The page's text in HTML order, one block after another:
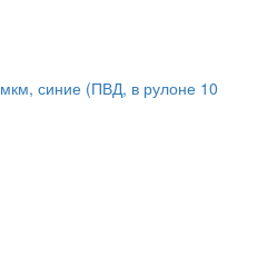
синие (ПВД, в рулоне 10